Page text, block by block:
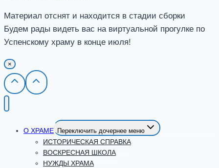
Материал отснят и находится в стадии сборки
Будем рады видеть вас на виртуальной прогулке по
Успенскому храму в конце июля!
×
О ХРАМЕ Переключить дочернее меню
ИСТОРИЧЕСКАЯ СПРАВКА
ВОСКРЕСНАЯ ШКОЛА
НУЖДЫ ХРАМА